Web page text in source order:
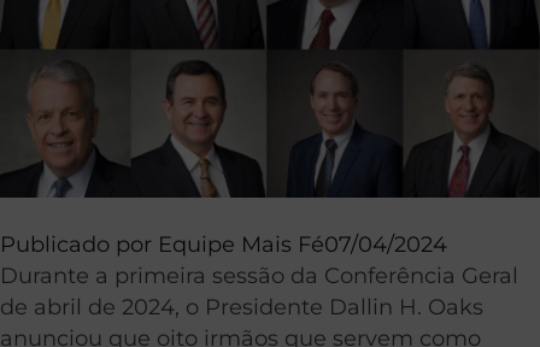
Publicado por Equipe Mais Fé07/04/2024
Durante a primeira sessão da Conferência Geral
de abril de 2024, o Presidente Dallin H. Oaks
anunciou que oito irmãos que servem como